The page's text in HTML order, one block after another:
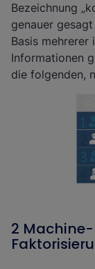
Bezeichnung
genauer
Basis mehrerer
Informationen
die folgenden,
2